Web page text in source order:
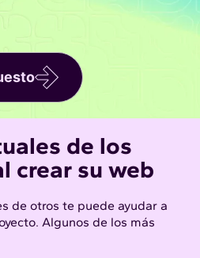
de los
crear su web
de otros te puede ayudar a
Algunos de los más